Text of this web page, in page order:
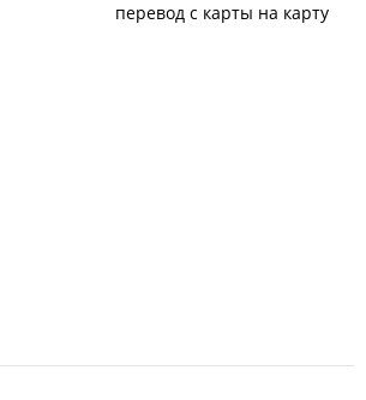
перевод с карты на карту